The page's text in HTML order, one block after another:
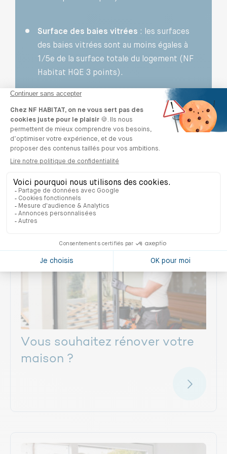
Surface des baies vitrées : les surfaces
des baies vitrées sont au moins égales à
1/5e de la surface totale du logement (NF
Habitat HQE 3 points).
Pour plus d’informations sur les
caractéristiques et avantages de la
certification, contactez votre promoteur.
Pour les maisons certifiées NF
Habitat HQE, la luminosité est
également une priorité !
Éclairage naturel dans la salle de bain
profitez de la lumière naturelle ou d’un puit
de lumière.
Indices d'ouverture définis
avoir un point d’éclairage artificiel.
Vous souhaitez rénover votre
maison ?